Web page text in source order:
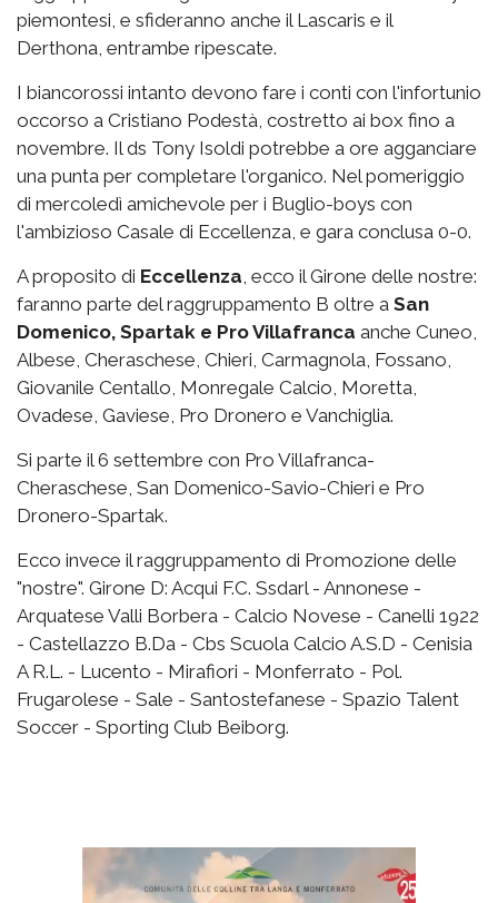
piemontesi, e sfideranno anche il Lascaris e il
Derthona, entrambe ripescate.
I biancorossi intanto devono fare i conti con l'infortunio
occorso a Cristiano Podestà, costretto ai box fino a
novembre. Il ds Tony Isoldi potrebbe a ore agganciare
una punta per completare l'organico. Nel pomeriggio
di mercoledì amichevole per i Buglio-boys con
l'ambizioso Casale di Eccellenza, e gara conclusa 0-0.
A proposito di Eccellenza, ecco il Girone delle nostre:
faranno parte del raggruppamento B oltre a San
Domenico, Spartak e Pro Villafranca anche Cuneo,
Albese, Cheraschese, Chieri, Carmagnola, Fossano,
Giovanile Centallo, Monregale Calcio, Moretta,
Ovadese, Gaviese, Pro Dronero e Vanchiglia.
Si parte il 6 settembre con Pro Villafranca-
Cheraschese, San Domenico-Savio-Chieri e Pro
Dronero-Spartak.
Ecco invece il raggruppamento di Promozione delle
"nostre". Girone D: Acqui F.C. Ssdarl - Annonese -
Arquatese Valli Borbera - Calcio Novese - Canelli 1922
- Castellazzo B.Da - Cbs Scuola Calcio A.S.D - Cenisia
A R.L. - Lucento - Mirafiori - Monferrato - Pol.
Frugarolese - Sale - Santostefanese - Spazio Talent
Soccer - Sporting Club Beiborg.